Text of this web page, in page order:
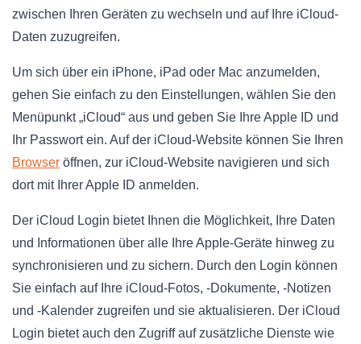
zwischen Ihren Geräten zu wechseln und auf Ihre iCloud-
Daten zuzugreifen.
Um sich über ein iPhone, iPad oder Mac anzumelden,
gehen Sie einfach zu den Einstellungen, wählen Sie den
Menüpunkt „iCloud“ aus und geben Sie Ihre Apple ID und
Ihr Passwort ein. Auf der iCloud-Website können Sie Ihren
Browser öffnen, zur iCloud-Website navigieren und sich
dort mit Ihrer Apple ID anmelden.
Der iCloud Login bietet Ihnen die Möglichkeit, Ihre Daten
und Informationen über alle Ihre Apple-Geräte hinweg zu
synchronisieren und zu sichern. Durch den Login können
Sie einfach auf Ihre iCloud-Fotos, -Dokumente, -Notizen
und -Kalender zugreifen und sie aktualisieren. Der iCloud
Login bietet auch den Zugriff auf zusätzliche Dienste wie